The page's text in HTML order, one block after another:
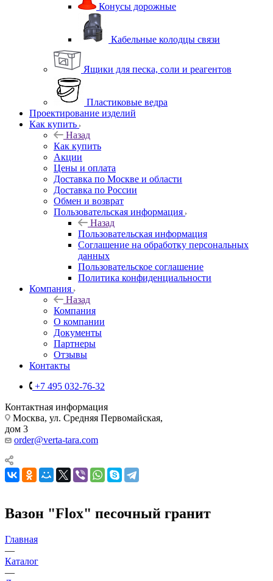
Конусы дорожные
Кабельные колодцы связи
Ящики для песка, соли и реагентов
Пластиковые ведра
Проектирование изделий
Как купить
Назад
Как купить
Акции
Цены и оплата
Доставка по Москве и области
Доставка по России
Обмен и возврат
Пользовательская информация
Назад
Пользовательская информация
Соглашение на обработку персональных
данных
Пользовательское соглашение
Политика конфиденциальности
Компания
Назад
Компания
О компании
Документы
Партнеры
Отзывы
Контакты
+7 495 032-76-32
Контактная информация
Москва, ул. Средняя Первомайская,
дом 3
order@verta-tara.com
Вазон "Flox" песочный гранит
Главная
—
Каталог
—